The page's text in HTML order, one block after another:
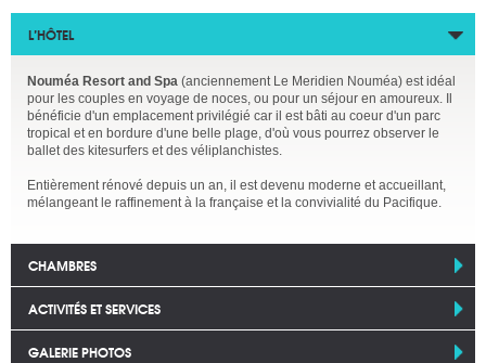
L’HÔTEL
Nouméa Resort and Spa (anciennement Le Meridien Nouméa) est idéal
pour les couples en voyage de noces, ou pour un séjour en amoureux. Il
bénéficie d'un emplacement privilégié car il est bâti au coeur d'un parc
tropical et en bordure d'une belle plage, d'où vous pourrez observer le
ballet des kitesurfers et des véliplanchistes.
Entièrement rénové depuis un an, il est devenu moderne et accueillant,
mélangeant le raffinement à la française et la convivialité du Pacifique.
CHAMBRES
ACTIVITÉS ET SERVICES
GALERIE PHOTOS